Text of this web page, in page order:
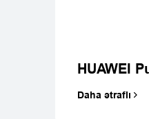
HUAWEI
Daha ətraflı